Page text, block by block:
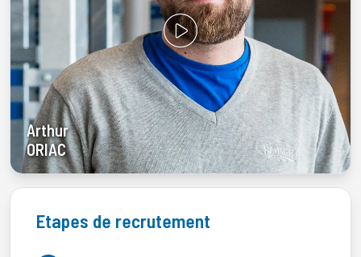
Arthur
ORIAC
Etapes de recrutement